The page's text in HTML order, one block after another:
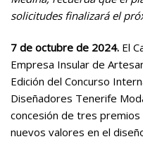
solicitudes finalizará el
7 de octubre de 2024. El
Empresa Insular de
Edición del Concurso
Diseñadores Tenerife
concesión de tres
nuevos valores en el